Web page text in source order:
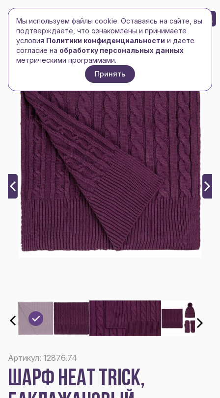
Toggle navigation
Toggle navigation
БРЕНД-ЛОГО 0
Главная/Pro111/Шарф Heat Trick, баклажановый
Артикул: 12876.74
ШАРФ HEAT TRICK,
Мы используем файлы cookie. Оставаясь на сайте, вы
подтверждаете, что ознакомлены и принимаете
условия Политики конфиденциальности и даете
согласие на обработку персональных данных
метрическими программами.
Принять